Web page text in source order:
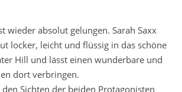
wieder absolut gelungen. Sarah Saxx
locker, leicht und flüssig in das schöne
Hill und lässt einen wunderbare und
dort verbringen.
Sichten der beiden Protagonisten